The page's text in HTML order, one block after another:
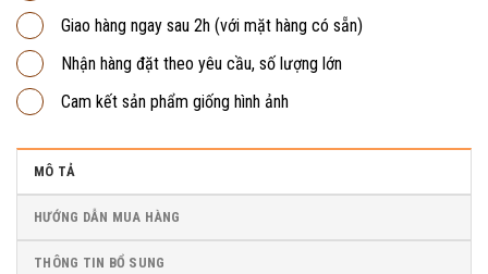
Giao hàng ngay sau 2h (với mặt hàng có sẵn)
Nhận hàng đặt theo yêu cầu, số lượng lớn
Cam kết sản phẩm giống hình ảnh
MÔ TẢ
HƯỚNG DẪN MUA HÀNG
THÔNG TIN BỔ SUNG